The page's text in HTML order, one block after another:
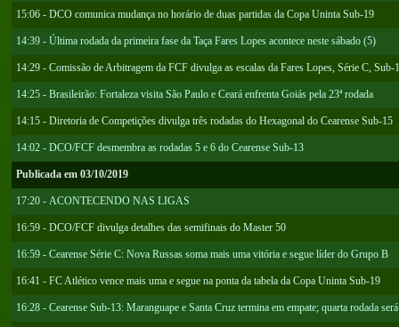
15:06 - DCO comunica mudança no horário de duas partidas da Copa Uninta Sub-19
14:39 - Última rodada da primeira fase da Taça Fares Lopes acontece neste sábado (5)
14:29 - Comissão de Arbitragem da FCF divulga as escalas da Fares Lopes, Série C, Sub-
14:25 - Brasileirão: Fortaleza visita São Paulo e Ceará enfrenta Goiás pela 23ª rodada
14:15 - Diretoria de Competições divulga três rodadas do Hexagonal do Cearense Sub-15
14:02 - DCO/FCF desmembra as rodadas 5 e 6 do Cearense Sub-13
Publicada em 03/10/2019
17:20 - ACONTECENDO NAS LIGAS
16:59 - DCO/FCF divulga detalhes das semifinais do Master 50
16:59 - Cearense Série C: Nova Russas soma mais uma vitória e segue líder do Grupo B
16:41 - FC Atlético vence mais uma e segue na ponta da tabela da Copa Uninta Sub-19
16:28 - Cearense Sub-13: Maranguape e Santa Cruz termina em empate; quarta rodada